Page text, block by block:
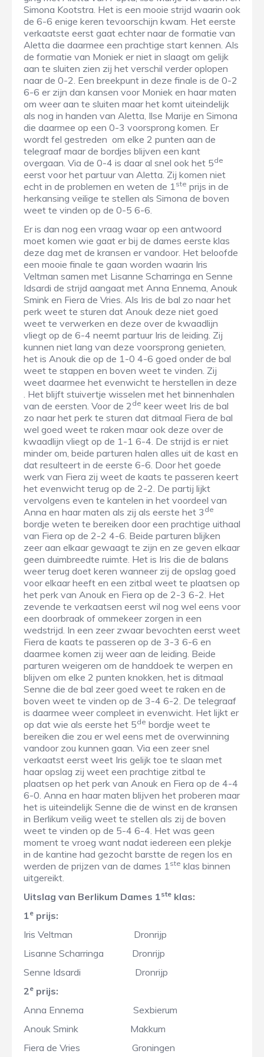
Simona Kootstra. Het is een mooie strijd waarin ook
de 6-6 enige keren tevoorschijn kwam. Het eerste
verkaatste eerst gaat echter naar de formatie van
Aletta die daarmee een prachtige start kennen. Als
de formatie van Moniek er niet in slaagt om gelijk
aan te sluiten zien zij het verschil verder oplopen
naar de 0-2. Een breekpunt in deze finale is de 0-2
6-6 er zijn dan kansen voor Moniek en haar maten
om weer aan te sluiten maar het komt uiteindelijk
als nog in handen van Aletta, Ilse Marije en Simona
die daarmee op een 0-3 voorsprong komen. Er
wordt fel gestreden om elke 2 punten aan de
telegraaf maar de bordjes blijven een kant
overgaan. Via de 0-4 is daar al snel ook het 5de
eerst voor het partuur van Aletta. Zij komen niet
echt in de problemen en weten de 1ste prijs in de
herkansing veilige te stellen als Simona de boven
weet te vinden op de 0-5 6-6.
Er is dan nog een vraag waar op een antwoord
moet komen wie gaat er bij de dames eerste klas
deze dag met de kransen er vandoor. Het beloofde
een mooie finale te gaan worden waarin Iris
Veltman samen met Lisanne Scharringa en Senne
Idsardi de strijd aangaat met Anna Ennema, Anouk
Smink en Fiera de Vries. Als Iris de bal zo naar het
perk weet te sturen dat Anouk deze niet goed
weet te verwerken en deze over de kwaadlijn
vliegt op de 6-4 neemt partuur Iris de leiding. Zij
kunnen niet lang van deze voorsprong genieten,
het is Anouk die op de 1-0 4-6 goed onder de bal
weet te stappen en boven weet te vinden. Zij
weet daarmee het evenwicht te herstellen in deze
. Het blijft stuivertje wisselen met het binnenhalen
van de eersten. Voor de 2 de keer weet Iris de bal
zo naar het perk te sturen dat ditmaal Fiera de bal
wel goed weet te raken maar ook deze over de
kwaadlijn vliegt op de 1-1 6-4. De strijd is er niet
minder om, beide parturen halen alles uit de kast en
dat resulteert in de eerste 6-6. Door het goede
werk van Fiera zij weet de kaats te passeren keert
het evenwicht terug op de 2-2. De partij lijkt
vervolgens even te kantelen in het voordeel van
Anna en haar maten als zij als eerste het 3 de
bordje weten te bereiken door een prachtige uithaal
van Fiera op de 2-2 4-6. Beide parturen blijken
zeer aan elkaar gewaagt te zijn en ze geven elkaar
geen duimbreedte ruimte. Het is Iris die de balans
weer terug doet keren wanneer zij de opslag goed
voor elkaar heeft en een zitbal weet te plaatsen op
het perk van Anouk en Fiera op de 2-3 6-2. Het
zevende te verkaatsen eerst wil nog wel eens voor
een doorbraak of ommekeer zorgen in een
wedstrijd. In een zeer zwaar bevochten eerst weet
Fiera de kaats te passeren op de 3-3 6-6 en
daarmee komen zij weer aan de leiding. Beide
parturen weigeren om de handdoek te werpen en
blijven om elke 2 punten knokken, het is ditmaal
Senne die de bal zeer goed weet te raken en de
boven weet te vinden op de 3-4 6-2. De telegraaf
is daarmee weer compleet in evenwicht. Het lijkt er
op dat wie als eerste het 5de bordje weet te
bereiken die zou er wel eens met de overwinning
vandoor zou kunnen gaan. Via een zeer snel
verkaatst eerst weet Iris gelijk toe te slaan met
haar opslag zij weet een prachtige zitbal te
plaatsen op het perk van Anouk en Fiera op de 4-4
6-0. Anna en haar maten blijven het proberen maar
het is uiteindelijk Senne die de winst en de kransen
in Berlikum veilig weet te stellen als zij de boven
weet te vinden op de 5-4 6-4. Het was geen
moment te vroeg want nadat iedereen een plekje
in de kantine had gezocht barstte de regen los en
werden de prijzen van de dames 1ste klas binnen
uitgereikt.
Uitslag van Berlikum Dames 1ste klas:
1e prijs:
Iris Veltman Dronrijp
Lisanne Scharringa Dronrijp
Senne Idsardi Dronrijp
2e prijs:
Anna Ennema Sexbierum
Anouk Smink Makkum
Fiera de Vries Groningen